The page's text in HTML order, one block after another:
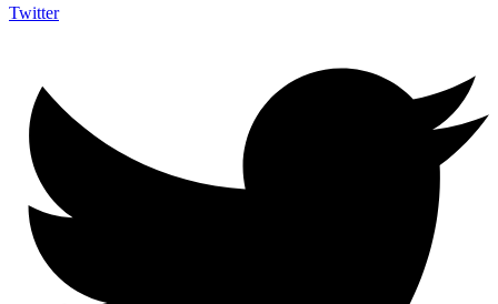
Twitter